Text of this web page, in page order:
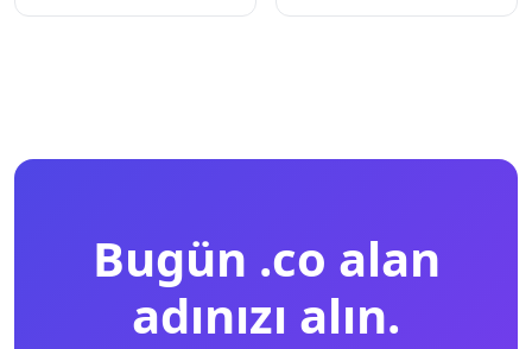
Bugün .co alan
adınızı alın.